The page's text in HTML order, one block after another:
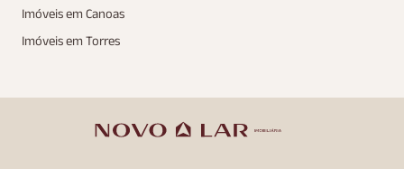
Imóveis em Canoas
Imóveis em Torres